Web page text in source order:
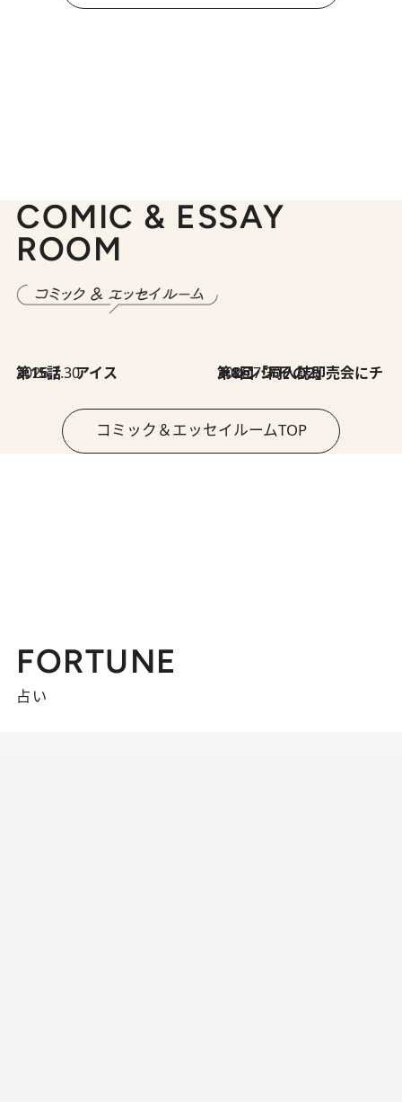
COMIC & ESSAY
ROOM
2026.7.30
第15話 アイス 2026.7.30
第8回「同人誌即売会にチャレンジ その2」
コミック＆エッセイルームTOP
FORTUNE
占い